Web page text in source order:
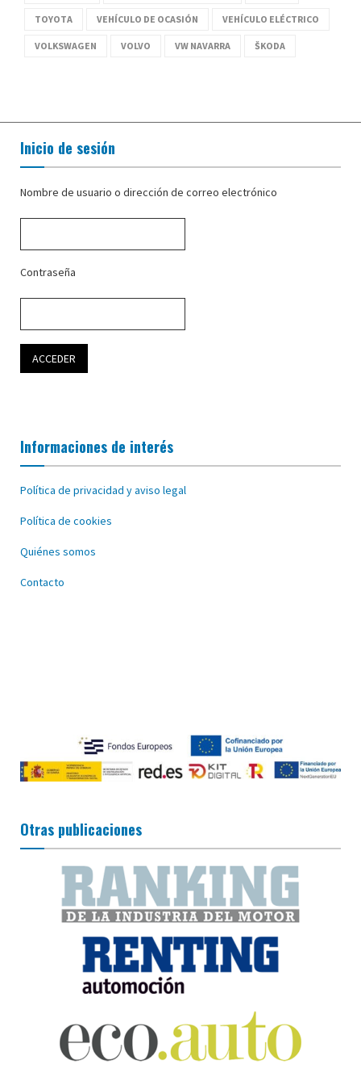
TOYOTA VEHÍCULO DE OCASIÓN VEHÍCULO ELÉCTRICO
VOLKSWAGEN VOLVO VW NAVARRA ŠKODA
Inicio de sesión
Nombre de usuario o dirección de correo electrónico
Contraseña
Informaciones de interés
Política de privacidad y aviso legal
Política de cookies
Quiénes somos
Contacto
Otras publicaciones